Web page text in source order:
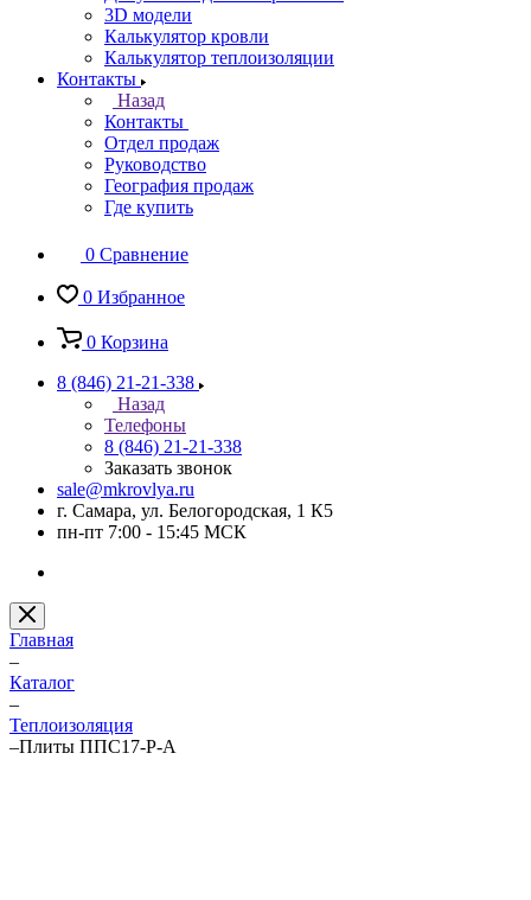
3D модели
Калькулятор кровли
Калькулятор теплоизоляции
Контакты
Назад
Контакты
Отдел продаж
Руководство
География продаж
Где купить
0 Сравнение
0 Избранное
0 Корзина
8 (846) 21-21-338
Назад
Телефоны
8 (846) 21-21-338
Заказать звонок
sale@mkrovlya.ru
г. Самара, ул. Белогородская, 1 К5
пн-пт 7:00 - 15:45 МСК
Главная
–
Каталог
–
Теплоизоляция
–Плиты ППС17-Р-А